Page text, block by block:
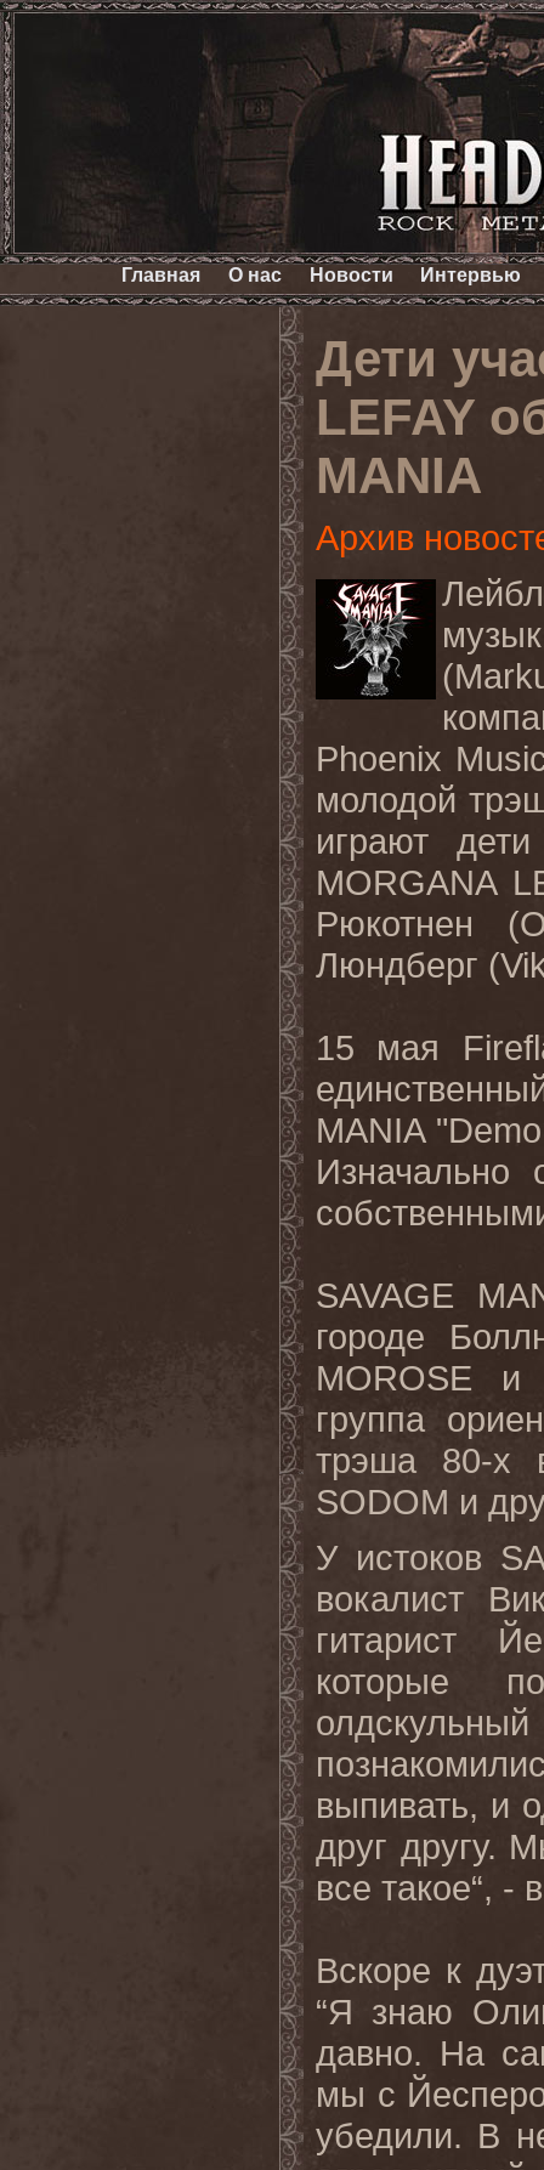
Главная О нас Новости Интервью
Дети
LEFAY
MANIA
Архив
Лейбл
Phoenix
молодой
играют дети
MORGANA
Рюкотнен (
Люндберг (
15 мая
MANIA "
SAVAGE
городе
MOROSE
группа
трэша 80-
SODOM и
У истоков
вокалист
гитарист
которые
выпивать, и
друг другу.
все такое“, -
Вскоре к
“Я знаю
давно. На
мы с
убедили. В